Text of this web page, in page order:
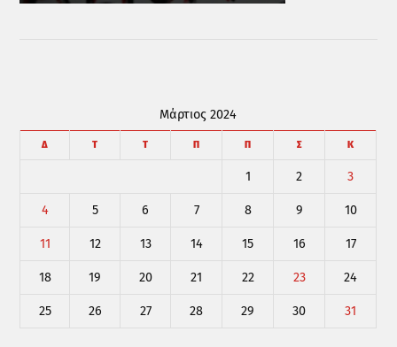
Μάρτιος 2024
Δ Τ Τ Π Π Σ Κ
1 2 3
4 5 6 7 8 9 10
11 12 13 14 15 16 17
18 19 20 21 22 23 24
25 26 27 28 29 30 31